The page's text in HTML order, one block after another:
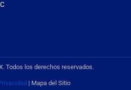
Todos los derechos reservados.
| Mapa del Sitio